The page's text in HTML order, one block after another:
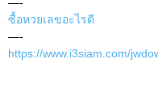
ซื้อหวยเลขอะไรดี
—-
https://www.i3siam.com/